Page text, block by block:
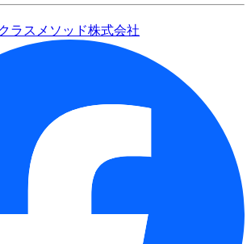
クラスメソッド株式会社